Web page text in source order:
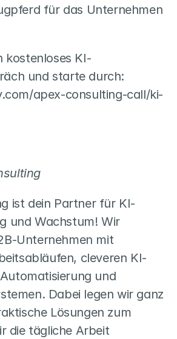
für das Unternehmen
kostenloses KI-
und starte durch:
apex-consulting-call/ki-
ist dein Partner für KI-
und Wachstum! Wir
Unternehmen mit
cleveren KI-
und
Dabei legen wir ganz
Lösungen zum
die tägliche Arbeit